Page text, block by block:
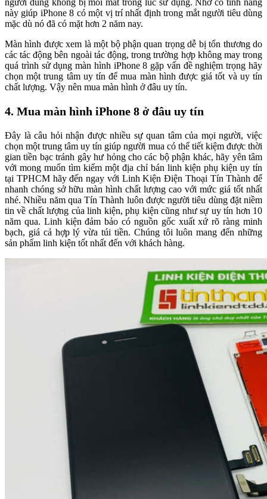
người dùng không bị mỏi mắt trong lúc sử dụng. Nhờ có tính năng
này giúp iPhone 8 có một vị trí nhất định trong mắt người tiêu dùng
mặc dù nó đã có mặt hơn 2 năm nay.
Màn hình được xem là một bộ phận quan trọng dễ bị tổn thương do
các tác động bên ngoài tác động, trong trường hợp không may trong
quá trình sử dụng màn hình iPhone 8 gặp vấn đề nghiệm trọng hãy
chọn một trung tâm uy tín để mua màn hình được giá tốt và uy tín
chất lượng. Vậy nên mua màn hình ở đâu uy tín.
4. Mua màn hình iPhone 8 ở đâu uy tín
Đây là câu hỏi nhận được nhiều sự quan tâm của mọi người, việc
chọn một trung tâm uy tín giúp người mua có thể tiết kiệm được thời
gian tiền bạc tránh gây hư hỏng cho các bộ phận khác, hãy yên tâm
với mong muốn tìm kiếm một địa chỉ bán linh kiện phụ kiện uy tín
tại TPHCM hãy đến ngay với Linh Kiện Điện Thoại Tín Thành để
nhanh chóng sở hữu màn hình chất lượng cao với mức giá tốt nhất
nhé. Nhiều năm qua Tín Thành luôn được người tiêu dùng đặt niềm
tin về chất lượng của linh kiện, phụ kiện cũng như sự uy tín hơn 10
năm qua. Linh kiện đảm bảo có nguồn gốc xuất xứ rõ ràng minh
bạch, giá cả hợp lý vừa túi tiền. Chúng tôi luôn mang đến những
sản phẩm linh kiện tốt nhất đến với khách hàng.